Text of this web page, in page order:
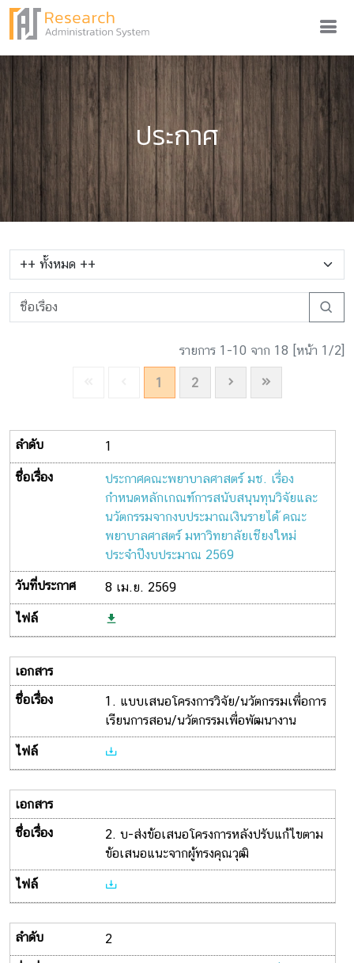
ประกาศ
รายการ 1-10 จาก 18 [หน้า 1/2]
1 2
1
ประกาศคณะพยาบาลศาสตร์ มช. เรื่อง
กำหนดหลักเกณฑ์การสนับสนุนทุนวิจัยและ
นวัตกรรมจากงบประมาณเงินรายได้ คณะ
พยาบาลศาสตร์ มหาวิทยาลัยเชียงใหม่
ประจำปีงบประมาณ 2569
8 เม.ย. 2569
1. แบบเสนอโครงการวิจัย/นวัตกรรมเพื่อการ
เรียนการสอน/นวัตกรรมเพื่อพัฒนางาน
2. บ-ส่งข้อเสนอโครงการหลังปรับแก้ไขตาม
ข้อเสนอแนะจากผู้ทรงคุณวุฒิ
2